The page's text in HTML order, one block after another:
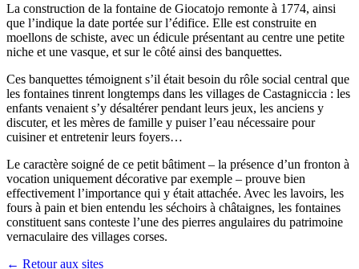
La construction de la fontaine de Giocatojo remonte à 1774, ainsi
que l’indique la date portée sur l’édifice. Elle est construite en
moellons de schiste, avec un édicule présentant au centre une petite
niche et une vasque, et sur le côté ainsi des banquettes.
Ces banquettes témoignent s’il était besoin du rôle social central que
les fontaines tinrent longtemps dans les villages de Castagniccia : les
enfants venaient s’y désaltérer pendant leurs jeux, les anciens y
discuter, et les mères de famille y puiser l’eau nécessaire pour
cuisiner et entretenir leurs foyers…
Le caractère soigné de ce petit bâtiment – la présence d’un fronton à
vocation uniquement décorative par exemple – prouve bien
effectivement l’importance qui y était attachée. Avec les lavoirs, les
fours à pain et bien entendu les séchoirs à châtaignes, les fontaines
constituent sans conteste l’une des pierres angulaires du patrimoine
vernaculaire des villages corses.
← Retour aux sites